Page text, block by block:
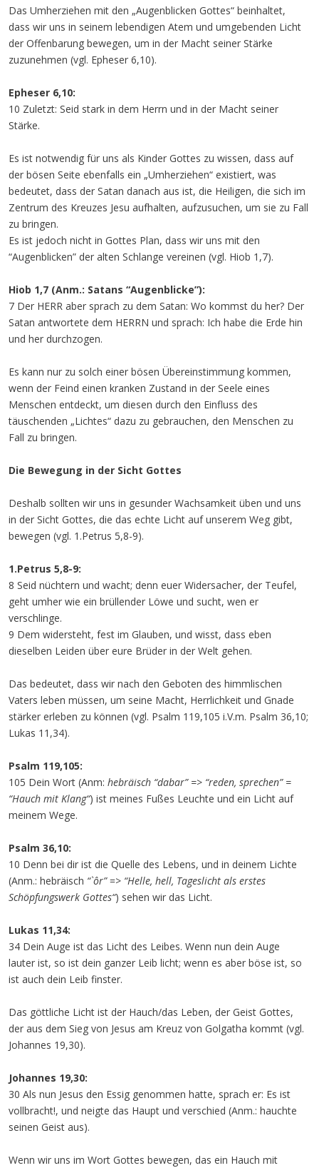
Das Umherziehen mit den „Augenblicken Gottes“ beinhaltet,
dass wir uns in seinem lebendigen Atem und umgebenden Licht
der Offenbarung bewegen, um in der Macht seiner Stärke
zuzunehmen (vgl. Epheser 6,10).
Epheser 6,10:
10 Zuletzt: Seid stark in dem Herrn und in der Macht seiner
Stärke.
Es ist notwendig für uns als Kinder Gottes zu wissen, dass auf
der bösen Seite ebenfalls ein „Umherziehen“ existiert, was
bedeutet, dass der Satan danach aus ist, die Heiligen, die sich im
Zentrum des Kreuzes Jesu aufhalten, aufzusuchen, um sie zu Fall
zu bringen.
Es ist jedoch nicht in Gottes Plan, dass wir uns mit den
“Augenblicken” der alten Schlange vereinen (vgl. Hiob 1,7).
Hiob 1,7 (Anm.: Satans “Augenblicke”):
7 Der HERR aber sprach zu dem Satan: Wo kommst du her? Der
Satan antwortete dem HERRN und sprach: Ich habe die Erde hin
und her durchzogen.
Es kann nur zu solch einer bösen Übereinstimmung kommen,
wenn der Feind einen kranken Zustand in der Seele eines
Menschen entdeckt, um diesen durch den Einfluss des
täuschenden „Lichtes“ dazu zu gebrauchen, den Menschen zu
Fall zu bringen.
Die Bewegung in der Sicht Gottes
Deshalb sollten wir uns in gesunder Wachsamkeit üben und uns
in der Sicht Gottes, die das echte Licht auf unserem Weg gibt,
bewegen (vgl. 1.Petrus 5,8-9).
1.Petrus 5,8-9:
8 Seid nüchtern und wacht; denn euer Widersacher, der Teufel,
geht umher wie ein brüllender Löwe und sucht, wen er
verschlinge.
9 Dem widersteht, fest im Glauben, und wisst, dass eben
dieselben Leiden über eure Brüder in der Welt gehen.
Das bedeutet, dass wir nach den Geboten des himmlischen
Vaters leben müssen, um seine Macht, Herrlichkeit und Gnade
stärker erleben zu können (vgl. Psalm 119,105 i.V.m. Psalm 36,10;
Lukas 11,34).
Psalm 119,105:
105 Dein Wort (Anm: hebräisch “dabar” => “reden, sprechen” =
“Hauch mit Klang“) ist meines Fußes Leuchte und ein Licht auf
meinem Wege.
Psalm 36,10:
10 Denn bei dir ist die Quelle des Lebens, und in deinem Lichte
(Anm.: hebräisch “`ôr”=> “Helle, hell, Tageslicht als erstes
Schöpfungswerk Gottes“) sehen wir das Licht.
Lukas 11,34:
34 Dein Auge ist das Licht des Leibes. Wenn nun dein Auge
lauter ist, so ist dein ganzer Leib licht; wenn es aber böse ist, so
ist auch dein Leib finster.
Das göttliche Licht ist der Hauch/das Leben, der Geist Gottes,
der aus dem Sieg von Jesus am Kreuz von Golgatha kommt (vgl.
Johannes 19,30).
Johannes 19,30:
30 Als nun Jesus den Essig genommen hatte, sprach er: Es ist
vollbracht!, und neigte das Haupt und verschied (Anm.: hauchte
seinen Geist aus).
Wenn wir uns im Wort Gottes bewegen, das ein Hauch mit